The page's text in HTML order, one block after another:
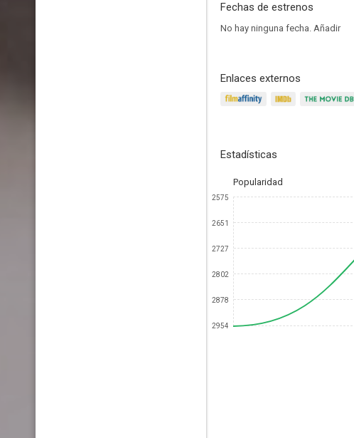
Fechas de estrenos
No hay ninguna fecha. Añadir
Enlaces externos
Estadísticas
Popularidad
2575
2651
2727
2802
2878
2954